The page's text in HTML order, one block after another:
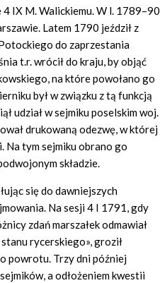
IX M. Walickiemu. W l. 1789–90
Latem 1790 jeździł z
do zaprzestania
t.r. wrócił do kraju, by objąć
na które powołano go
był w związku z tą funkcją
udział w sejmiku poselskim woj.
drukowaną odezwę, w której
Na tym sejmiku obrano go
składzie.
się do dawniejszych
Na sesji 4 I 1791, gdy
zdań marszałek odmawiał
rycerskiego», groził
powrotu. Trzy dni później
a odłożeniem kwestii